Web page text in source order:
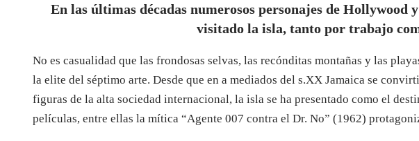
En las últimas décadas numerosos personajes de Hollywood
visitado la isla, tanto por trabajo
No es casualidad que las frondosas selvas, las recónditas montañas y las
la elite del séptimo arte. Desde que en a mediados del s.XX Jamaica se
figuras de la alta sociedad internacional, la isla se ha presentado como el
películas, entre ellas la mítica “Agente 007 contra el Dr. No” (1962)